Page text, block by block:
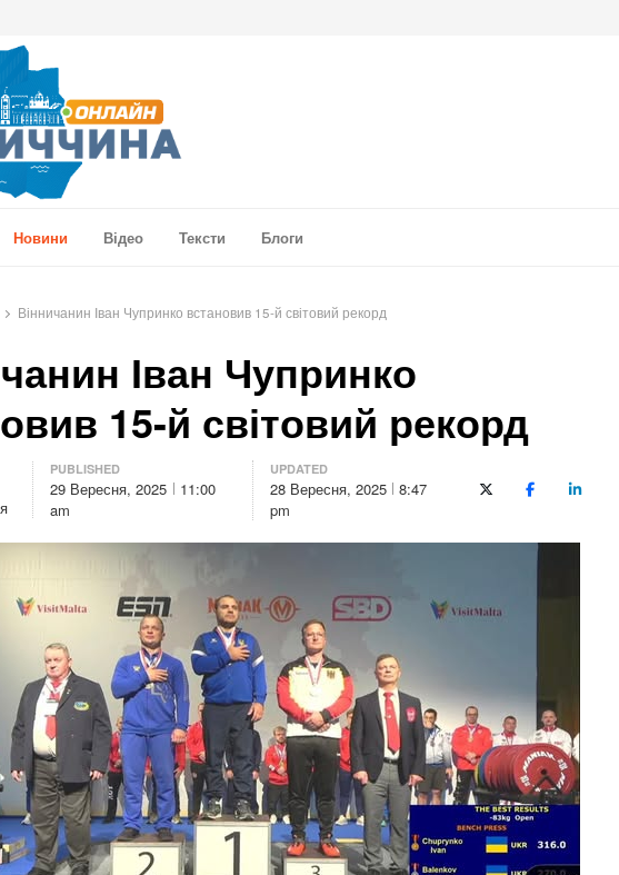
Новини Відео Тексти Блоги
Вінничанин Іван Чупринко встановив 15-й світовий рекорд
Іван Чупринко
15-й світовий рекорд
PUBLISHED
29 Вересня, 2025
11:00
am
UPDATED
28 Вересня, 2025 8:47
pm
X (Twitter)FacebookLinkedIn